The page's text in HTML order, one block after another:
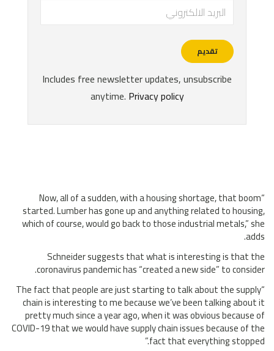
“Now, all of a sudden, with a housing shortage, that boom
started. Lumber has gone up and anything related to housing,
which of course, would go back to those industrial metals,” she
adds.
Schneider suggests that what is interesting is that the
coronavirus pandemic has “created a new side” to consider.
“The fact that people are just starting to talk about the supply
chain is interesting to me because we’ve been talking about it
pretty much since a year ago, when it was obvious because of
COVID-19 that we would have supply chain issues because of the
fact that everything stopped.”